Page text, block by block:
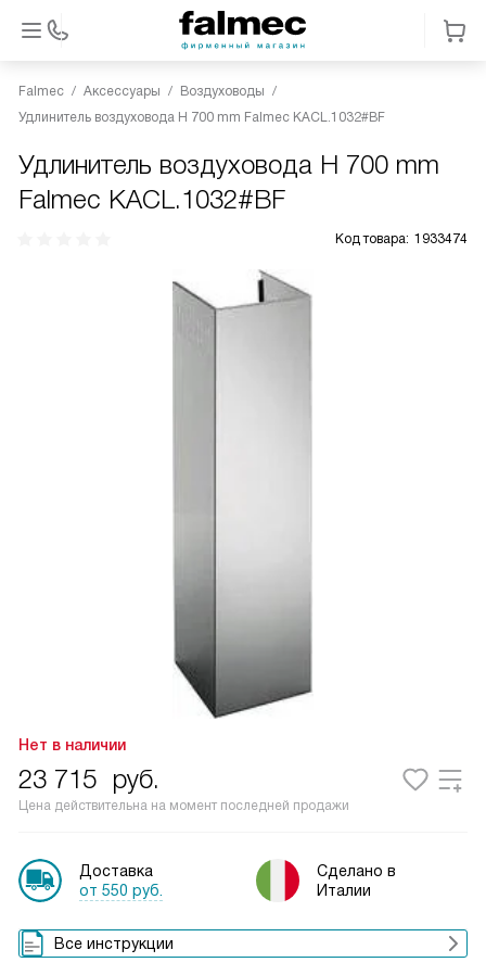
Falmec Аксессуары
Воздуховоды
Удлинитель воздуховода H 700 mm Falmec KACL.1032#BF
Удлинитель воздуховода H 700 mm
Falmec KACL.1032#BF
Код товара: 1933474
Нет в наличии
23 715 руб.
Цена действительна на момент последней продажи
Доставка
от 550 руб.
Сделано в
Италии
Все инструкции